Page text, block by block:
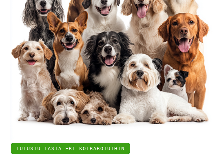
TUTUSTU TÄSTÄ ERI KOIRAROTUIHIN